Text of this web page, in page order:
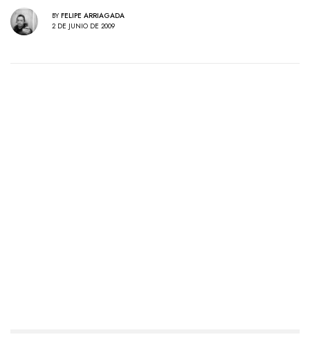
BY FELIPE ARRIAGADA
2 DE JUNIO DE 2009